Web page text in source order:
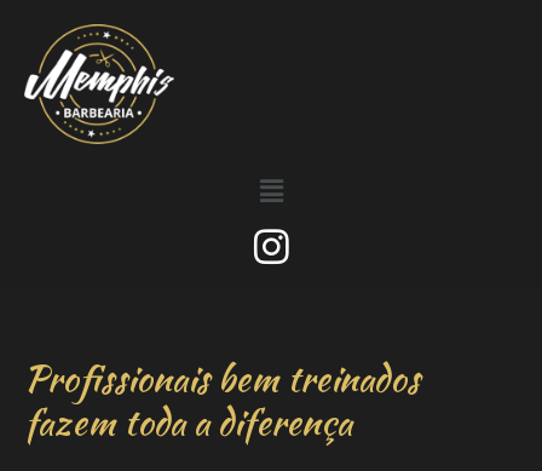
Profissionais bem treinados
fazem toda a diferença